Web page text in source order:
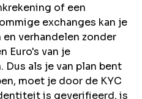
of een
exchanges kan je
verhandelen zonder
Euro's van je
Dus als je van plan bent
moet je door de KYC
is geverifieerd, is